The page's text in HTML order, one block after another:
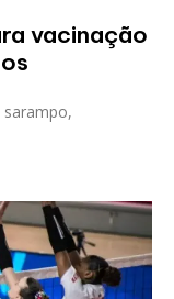
vacinação